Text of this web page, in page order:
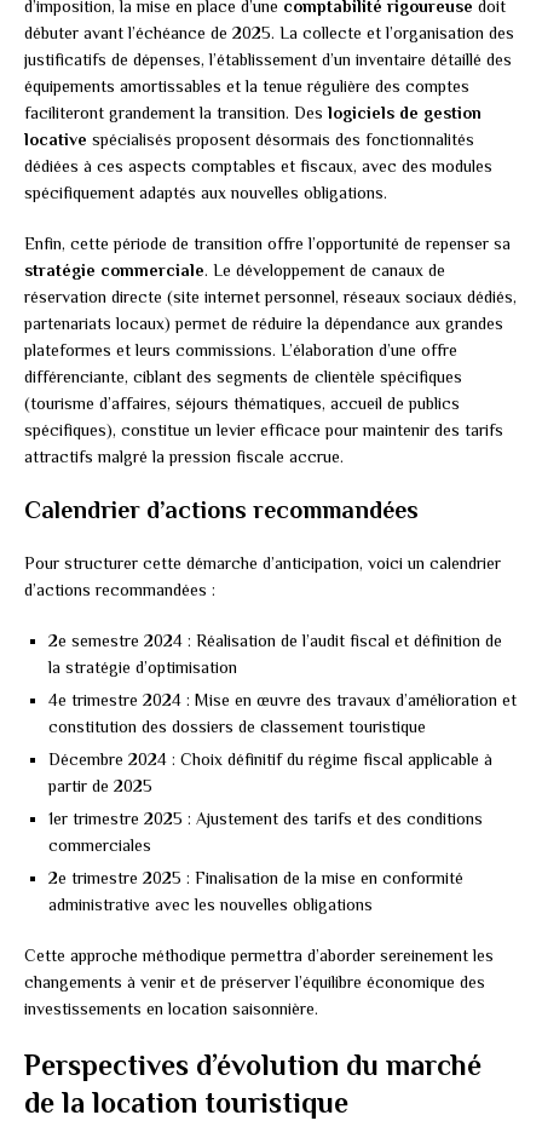
d’imposition, la mise en place d’une comptabilité rigoureuse doit
débuter avant l’échéance de 2025. La collecte et l’organisation des
justificatifs de dépenses, l’établissement d’un inventaire détaillé des
équipements amortissables et la tenue régulière des comptes
faciliteront grandement la transition. Des logiciels de gestion
locative spécialisés proposent désormais des fonctionnalités
dédiées à ces aspects comptables et fiscaux, avec des modules
spécifiquement adaptés aux nouvelles obligations.
Enfin, cette période de transition offre l’opportunité de repenser sa
stratégie commerciale. Le développement de canaux de
réservation directe (site internet personnel, réseaux sociaux dédiés,
partenariats locaux) permet de réduire la dépendance aux grandes
plateformes et leurs commissions. L’élaboration d’une offre
différenciante, ciblant des segments de clientèle spécifiques
(tourisme d’affaires, séjours thématiques, accueil de publics
spécifiques), constitue un levier efficace pour maintenir des tarifs
attractifs malgré la pression fiscale accrue.
Calendrier d’actions recommandées
Pour structurer cette démarche d’anticipation, voici un calendrier
d’actions recommandées :
2e semestre 2024 : Réalisation de l’audit fiscal et définition de
la stratégie d’optimisation
4e trimestre 2024 : Mise en œuvre des travaux d’amélioration et
constitution des dossiers de classement touristique
Décembre 2024 : Choix définitif du régime fiscal applicable à
partir de 2025
1er trimestre 2025 : Ajustement des tarifs et des conditions
commerciales
2e trimestre 2025 : Finalisation de la mise en conformité
administrative avec les nouvelles obligations
Cette approche méthodique permettra d’aborder sereinement les
changements à venir et de préserver l’équilibre économique des
investissements en location saisonnière.
Perspectives d’évolution du marché
de la location touristique